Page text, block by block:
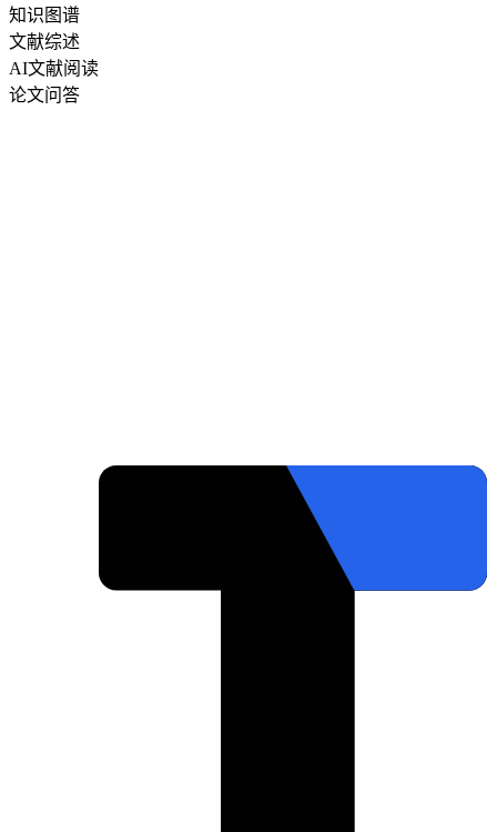
知识图谱
文献综述
AI文献阅读
论文问答